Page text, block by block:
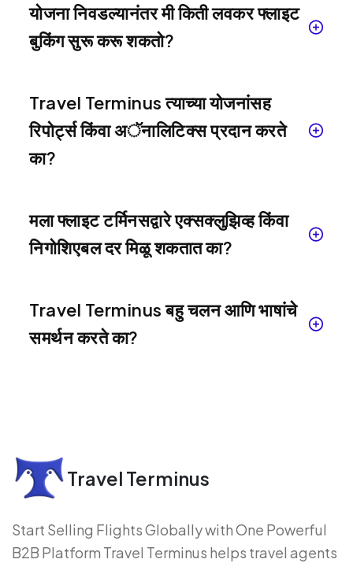
योजना निवडल्यानंतर मी किती लवकर फ्लाइट
बुकिंग सुरू करू शकतो?
Travel Terminus त्याच्या योजनांसह
रिपोर्ट्स किंवा अॅनालिटिक्स प्रदान करते
का?
मला फ्लाइट टर्मिनसद्वारे एक्सक्लुझिव्ह किंवा
निगोशिएबल दर मिळू शकतात का?
Travel Terminus बहु चलन आणि भाषांचे
समर्थन करते का?
Travel Terminus
Start Selling Flights Globally with One Powerful
B2B Platform Travel Terminus helps travel agents